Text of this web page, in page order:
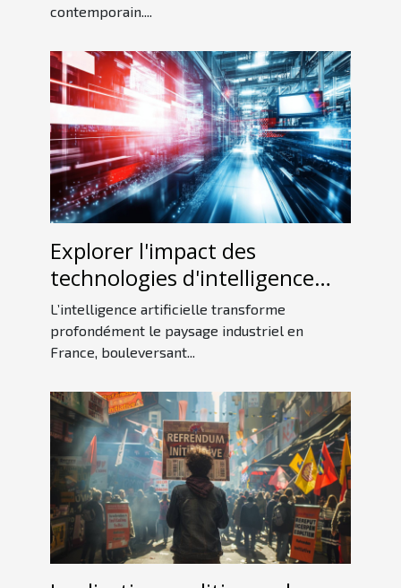
contemporain....
Explorer l'impact des
technologies d'intelligence
artificielle sur l'industrie
française
L’intelligence artificielle transforme
profondément le paysage industriel en
France, bouleversant...